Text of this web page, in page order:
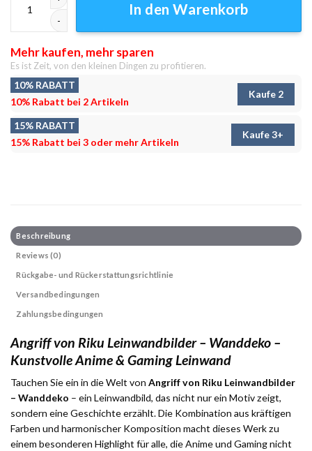
In den Warenkorb
Mehr kaufen, mehr sparen
Es ist Zeit, von den kleinen Dingen zu profitieren.
10% RABATT
10% Rabatt bei 2 Artikeln
Kaufe 2
15% RABATT
15% Rabatt bei 3 oder mehr Artikeln
Kaufe 3+
Beschreibung
Reviews (0)
Rückgabe- und Rückerstattungsrichtlinie
Versandbedingungen
Zahlungsbedingungen
Angriff von Riku Leinwandbilder – Wanddeko –
Kunstvolle Anime & Gaming Leinwand
Tauchen Sie ein in die Welt von Angriff von Riku Leinwandbilder
– Wanddeko – ein Leinwandbild, das nicht nur ein Motiv zeigt,
sondern eine Geschichte erzählt. Die Kombination aus kräftigen
Farben und harmonischer Komposition macht dieses Werk zu
einem besonderen Highlight für alle, die Anime und Gaming nicht